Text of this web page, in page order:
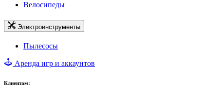
Велосипеды
Электроинструменты
Пылесосы
Аренда игр и аккаунтов
Клиентам: